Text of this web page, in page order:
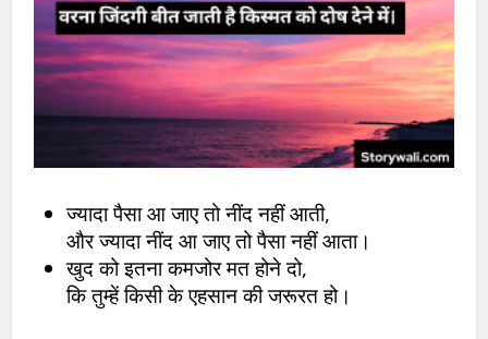
ज्यादा पैसा आ जाए तो नींद नहीं आती,
और ज्यादा नींद आ जाए तो पैसा नहीं आता।
खुद को इतना कमजोर मत होने दो,
कि तुम्हें किसी के एहसान की जरूरत हो।